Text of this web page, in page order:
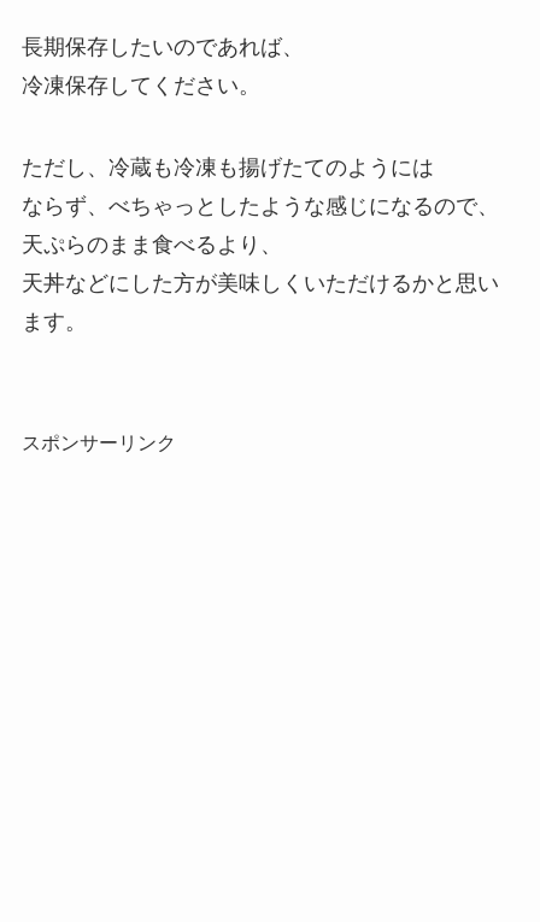
長期保存したいのであれば、
冷凍保存してください。
ただし、冷蔵も冷凍も揚げたてのようには
ならず、べちゃっとしたような感じになるので、
天ぷらのまま食べるより、
天丼などにした方が美味しくいただけるかと思い
ます。
スポンサーリンク